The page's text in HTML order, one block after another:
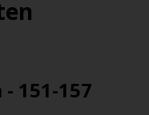
151-157